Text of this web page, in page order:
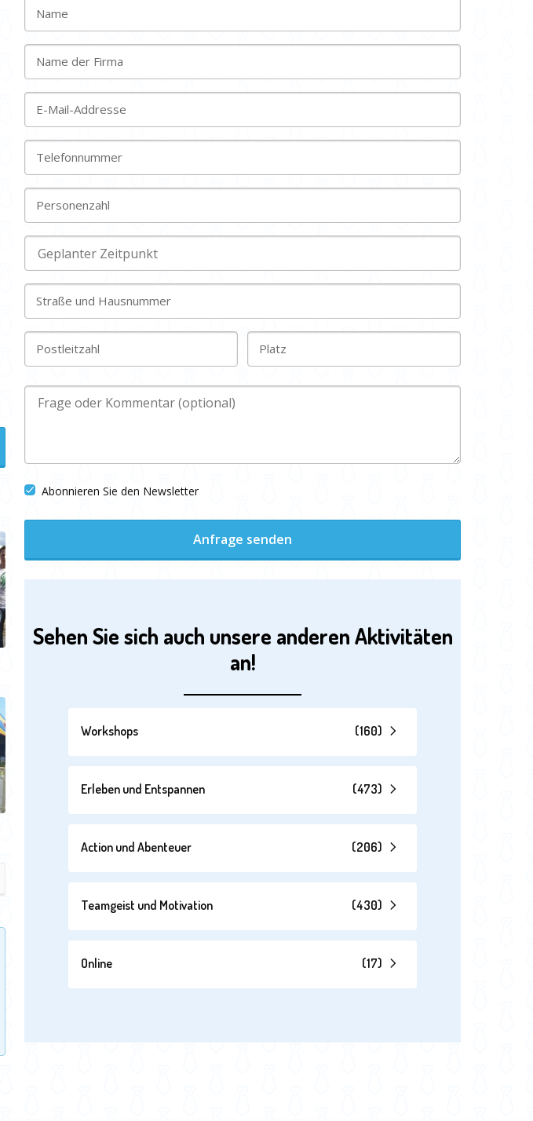
Name
Name der Firma
E-Mail-Addresse
Telefonnummer
Personenzahl
Straße und Hausnummer
Postleitzahl Platz
Abonnieren Sie den Newsletter
Anfrage senden
Sehen Sie sich auch unsere anderen Aktivitäten
an!
Workshops (160)
Erleben und Entspannen (473)
Action und Abenteuer (206)
Teamgeist und Motivation (430)
Online (17)